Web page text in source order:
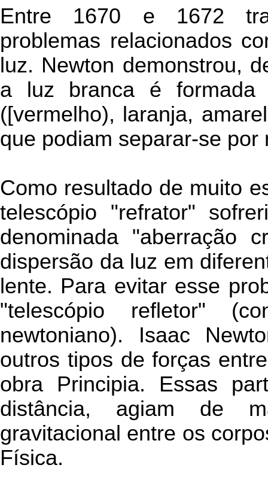
Entre 1670 e 1672
problemas relacionados
luz. Newton demonstrou,
a luz branca é
([vermelho), laranja,
que podiam separar-se por
Como resultado de muito
telescópio "refrator"
denominada "aberração
dispersão da luz em
lente. Para evitar esse
"telescópio refletor"
newtoniano). Isaac
outros tipos de forças
obra Principia. Essas
distância, agiam de
gravitacional entre os
Física.